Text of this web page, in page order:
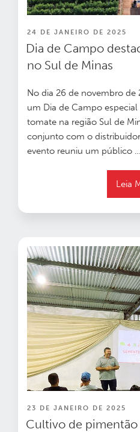
PUBLICADO
EM
24 DE JANEIRO DE 2025
Dia de Campo
no Sul de Minas
No dia 26 de novembro de
um Dia de Campo
tomate na região Sul de
conjunto com o
evento reuniu um público …
Leia
PUBLICADO
EM
23 DE JANEIRO DE 2025
Cultivo de pimentão